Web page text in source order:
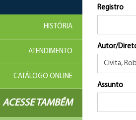
HISTÓRIA
ATENDIMENTO
CATÁLOGO ONLINE
ACESSE TAMBÉM
Registro
Autor/
Assunto